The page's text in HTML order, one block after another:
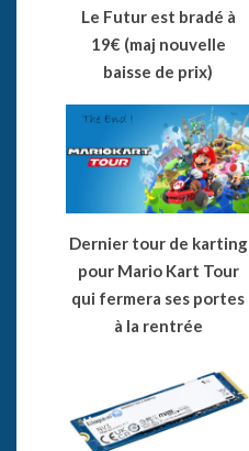
Le Futur est bradé à
19€ (maj nouvelle
baisse de prix)
Dernier tour de karting
pour Mario Kart Tour
qui fermera ses portes
à la rentrée